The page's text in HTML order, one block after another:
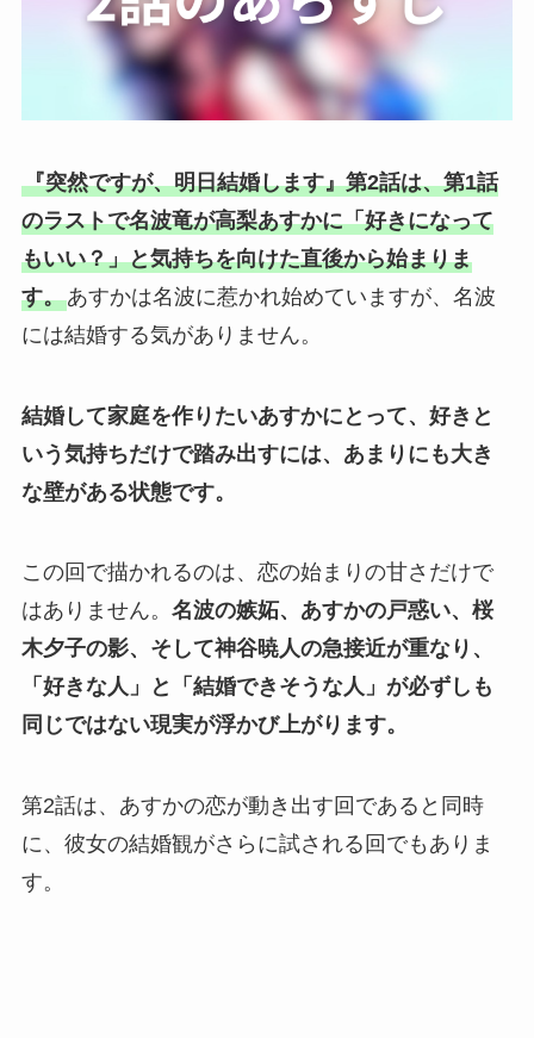
『突然ですが、明日結婚します』第2話は、第1話
のラストで名波竜が高梨あすかに「好きになって
もいい？」と気持ちを向けた直後から始まりま
す。あすかは名波に惹かれ始めていますが、名波
には結婚する気がありません。
結婚して家庭を作りたいあすかにとって、好きと
いう気持ちだけで踏み出すには、あまりにも大き
な壁がある状態です。
この回で描かれるのは、恋の始まりの甘さだけで
はありません。 名波の嫉妬、あすかの戸惑い、桜
木夕子の影、そして神谷暁人の急接近が重なり、
「好きな人」と「結婚できそうな人」が必ずしも
同じではない現実が浮かび上がります。
第2話は、あすかの恋が動き出す回であると同時
に、彼女の結婚観がさらに試される回でもありま
す。